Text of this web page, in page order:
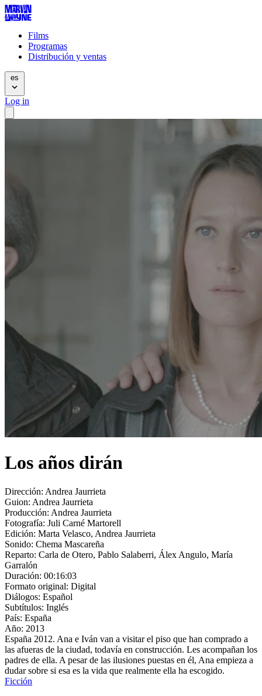
Films
Programas
Distribución y ventas
es
Log in
Los años dirán
Dirección: Andrea Jaurrieta
Guion: Andrea Jaurrieta
Producción: Andrea Jaurrieta
Fotografía: Juli Carné Martorell
Edición: Marta Velasco, Andrea Jaurrieta
Sonido: Chema Mascareña
Reparto: Carla de Otero, Pablo Salaberri, Álex Angulo, María
Garralón
Duración: 00:16:03
Formato original: Digital
Diálogos: Español
Subtítulos: Inglés
País: España
Año: 2013
España 2012. Ana e Iván van a visitar el piso que han comprado a
las afueras de la ciudad, todavía en construcción. Les acompañan los
padres de ella. A pesar de las ilusiones puestas en él, Ana empieza a
dudar sobre si esa es la vida que realmente ella ha escogido.
Ficción